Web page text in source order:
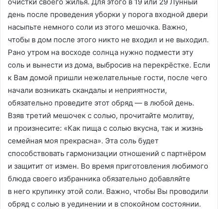
день после проведения уборки у порога входной двери
насыпьте немного соли из этого мешочка. Важно,
чтобы в дом после этого никто не входил и не выходил.
Рано утром на восходе солнца нужно подмести эту
соль и вынести из дома, выбросив на перекрёстке. Если
к Вам домой пришли нежелательные гости, после чего
начали возникать скандалы и неприятности,
обязательно проведите этот обряд — в любой день.
Взяв третий мешочек с солью, прочитайте молитву,
и произнесите: «Как пища с солью вкусна, так и жизнь
семейная моя прекрасна». Эта соль будет
способствовать гармонизации отношений с партнёром
и защитит от измен. Во время приготовления любимого
блюда своего избранника обязательно добавляйте
в него крупинку этой соли. Важно, чтобы Вы проводили
обряд с солью в уединении и в спокойном состоянии.